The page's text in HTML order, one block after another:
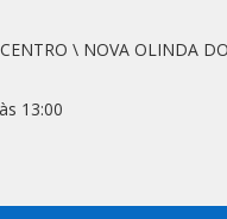
\ NOVA OLINDA
13:00